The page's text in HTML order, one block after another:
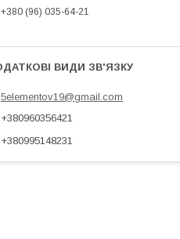
+380 (96) 035-64-21
5elementov19@gmail.com
+380960356421
+380995148231